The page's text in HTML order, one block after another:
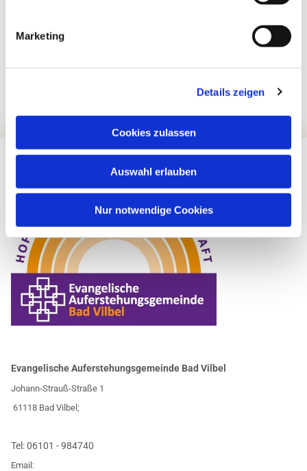
Marketing
Details zeigen
Cookies zulassen
Auswahl erlauben
Nur notwendige Cookies
Evangelische Auferstehungsgemeinde Bad Vilbel
Johann-Strauß-Straße 1
61118 Bad Vilbel;
Tel:06101 - 984740
Email: